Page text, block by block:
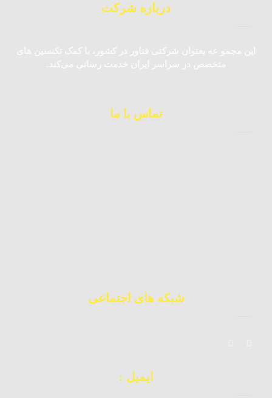
درباره شرکت
این مجمو عه بعنوان شرکتی فناور در کشور، با کمک تکنسین‌ های
متخصص در سراسر ایران خدمت رسانی می‌کند.
تماس با ما
شبکه های اجتماعی
ایمیل :